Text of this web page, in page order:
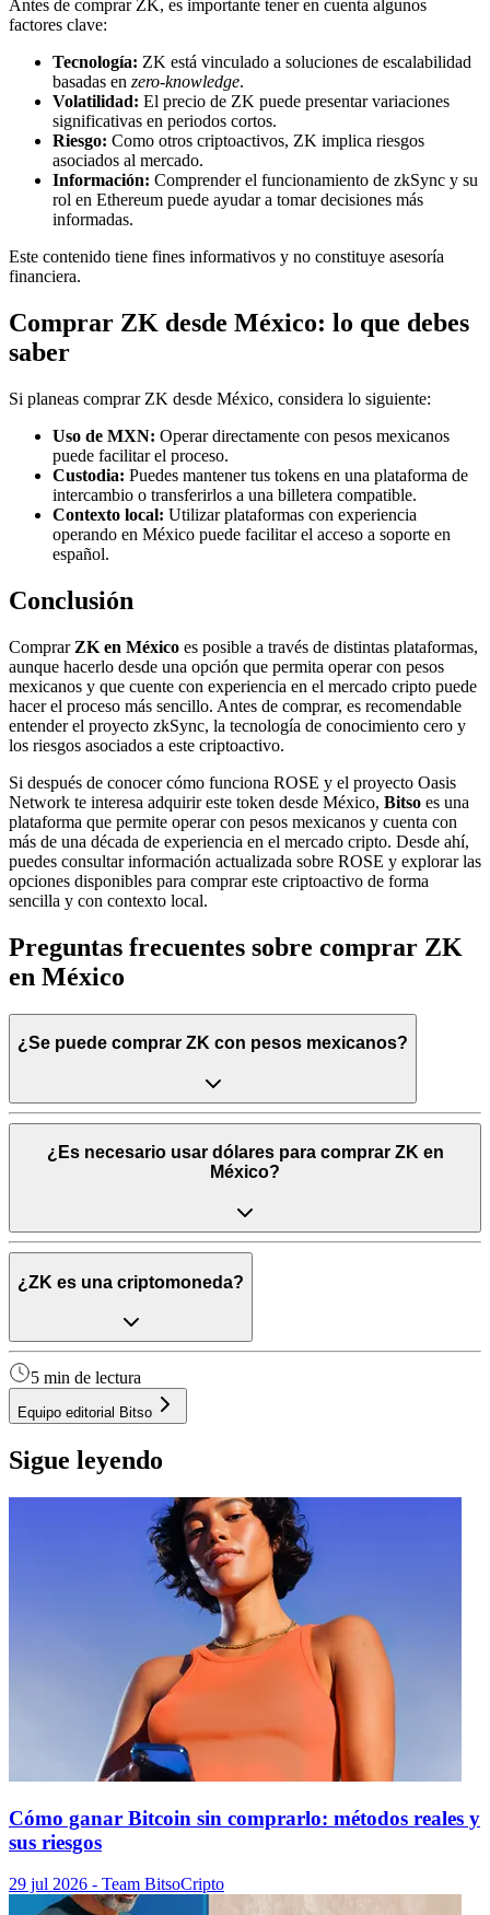
Antes de comprar ZK, es importante tener en cuenta algunos
factores clave:
Tecnología: ZK está vinculado a soluciones de escalabilidad
basadas en zero-knowledge.
Volatilidad: El precio de ZK puede presentar variaciones
significativas en periodos cortos.
Riesgo: Como otros criptoactivos, ZK implica riesgos
asociados al mercado.
Información: Comprender el funcionamiento de zkSync y su
rol en Ethereum puede ayudar a tomar decisiones más
informadas.
Este contenido tiene fines informativos y no constituye asesoría
financiera.
Comprar ZK desde México: lo que debes
saber
Si planeas comprar ZK desde México, considera lo siguiente:
Uso de MXN: Operar directamente con pesos mexicanos
puede facilitar el proceso.
Custodia: Puedes mantener tus tokens en una plataforma de
intercambio o transferirlos a una billetera compatible.
Contexto local: Utilizar plataformas con experiencia
operando en México puede facilitar el acceso a soporte en
español.
Conclusión
Comprar ZK en México es posible a través de distintas plataformas,
aunque hacerlo desde una opción que permita operar con pesos
mexicanos y que cuente con experiencia en el mercado cripto puede
hacer el proceso más sencillo. Antes de comprar, es recomendable
entender el proyecto zkSync, la tecnología de conocimiento cero y
los riesgos asociados a este criptoactivo.
Si después de conocer cómo funciona ROSE y el proyecto Oasis
Network te interesa adquirir este token desde México, Bitso es una
plataforma que permite operar con pesos mexicanos y cuenta con
más de una década de experiencia en el mercado cripto. Desde ahí,
puedes consultar información actualizada sobre ROSE y explorar las
opciones disponibles para comprar este criptoactivo de forma
sencilla y con contexto local.
Preguntas frecuentes sobre comprar ZK
en México
¿Se puede comprar ZK con pesos mexicanos?
¿Es necesario usar dólares para comprar ZK en
México?
¿ZK es una criptomoneda?
5 min de lectura
Equipo editorial Bitso
Sigue leyendo
Cómo ganar Bitcoin sin comprarlo: métodos reales y
sus riesgos
29 jul 2026 - Team BitsoCripto